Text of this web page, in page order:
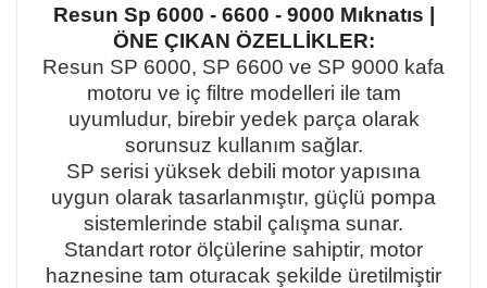
Resun Sp 6000 - 6600 - 9000 Mıknatıs |
ÖNE ÇIKAN ÖZELLİKLER:
Resun SP 6000, SP 6600 ve SP 9000 kafa
motoru ve iç filtre modelleri ile tam
uyumludur, birebir yedek parça olarak
sorunsuz kullanım sağ lar.
SP serisi yüksek debili motor yapısına
uygun olarak tasarlanmıştır, güç ü pompa
sistemlerinde stabil çal ışma sunar.
Standart rotor ö çü lerine sahiptir, motor
haznesine tam oturacak şekilde üretilmiştir